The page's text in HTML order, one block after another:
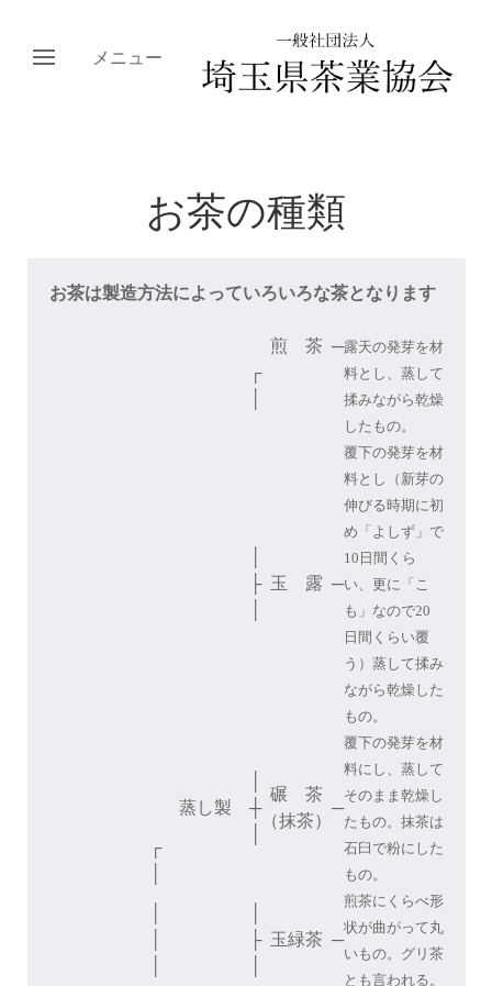
メニュー
お茶の種類
お茶は製造方法によっていろいろな茶となります
┌
煎 茶 ─露天の発芽を材
料とし、蒸して
揉みながら乾燥
したもの。
├ 玉 露 ─
覆下の発芽を材
料とし（新芽の
伸びる時期に初
め「よしず」で
10日間くら
い、更に「こ
も」なので20
日間くらい覆
う）蒸して揉み
ながら乾燥した
もの。
┌
蒸し製
┼
碾 茶
（抹茶）
─
覆下の発芽を材
料にし、蒸して
そのまま乾燥し
たもの。抹茶は
石臼で粉にした
もの。
├ 玉緑茶 ─
煎茶にくらべ形
状が曲がって丸
いもの。グリ茶
とも言われる。